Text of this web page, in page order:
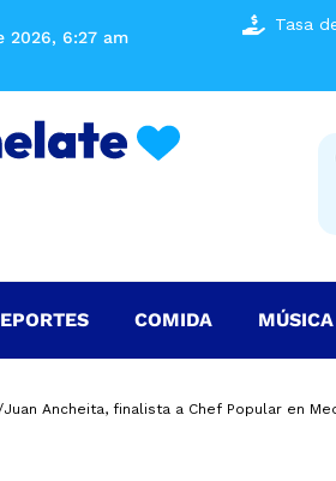
2026, 6:27 am
Tasa
COMIDA MÚSICA
Juan Ancheita, finalista a Chef Popular en